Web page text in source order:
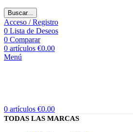
Buscar...
Acceso / Registro
0 Lista de Deseos
0 Comparar
0 artículos €0.00
Menú
0 artículos €0.00
TODAS LAS MARCAS